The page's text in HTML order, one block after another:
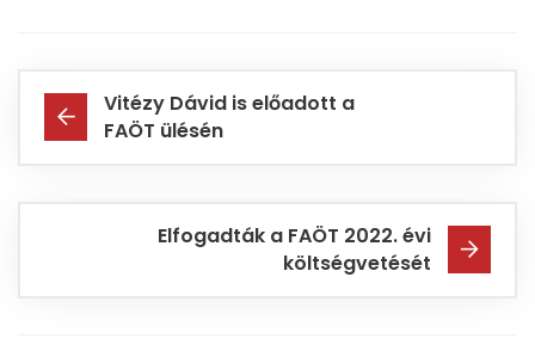
Vitézy Dávid is előadott a
FAÖT ülésén
Elfogadták a FAÖT 2022. évi
költségvetését